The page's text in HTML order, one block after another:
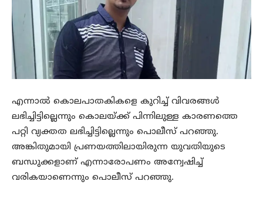
എന്നാല്‍ കൊലപാതകികളെ കുറിച്ച് വിവരങ്ങള്‍
ലഭിച്ചിട്ടില്ലെന്നും കൊലയ്ക്ക് പിന്നിലുള്ള കാരണത്തെ
പറ്റി വ്യക്തത ലഭിച്ചിട്ടില്ലെന്നും പൊലീസ് പറഞ്ഞു.
അങ്കിതുമായി പ്രണയത്തിലായിരുന്ന യുവതിയുടെ
ബന്ധുക്കളാണ് എന്നാരോപണം അന്വേഷിച്ച്
വരികയാണെന്നും പൊലീസ് പറഞ്ഞു.